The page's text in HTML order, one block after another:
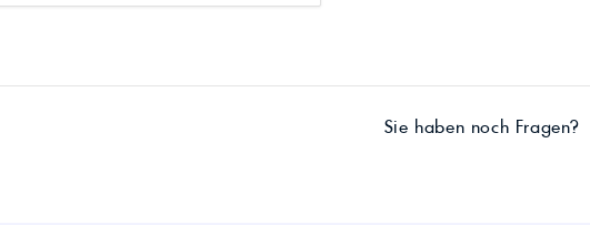
Sie haben noch Fragen?